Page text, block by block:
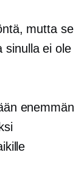
mutta se
sinulla ei ole
enemmän